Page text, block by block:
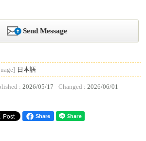
Send Message
日本語
: 2026/05/17 Changed : 2026/06/01
Share